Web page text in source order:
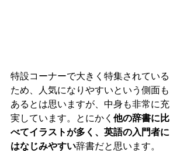
特設コーナーで大きく特集されている
ため、人気になりやすいという側面も
あるとは思いますが、中身も非常に充
実しています。とにかく 他の辞書に比
べてイラストが多く、英語の入門者に
はなじみやすい辞書だと思います。